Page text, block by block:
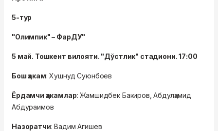
5-тур
"Олимпик" – ФарДУ"
5 май. Тошкент вилояти. "Дўстлик" стадиони. 17:00
Бош ҳакам: Хушнуд Суюнбоев
Ёрдамчи ҳакамлар: Жамшидбек Бакиров, Абдулҳамид
Абдураимов
Назоратчи: Вадим Агишев